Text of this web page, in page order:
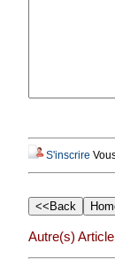
S'inscrire
Autre(s)